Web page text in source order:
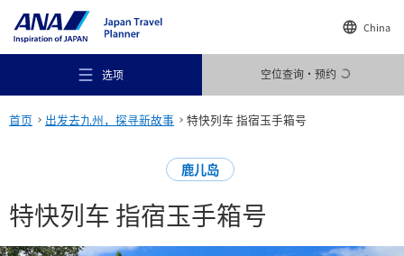
China
选项 空位查询・预约
推荐场所
首页 出发去九州，探寻新故事 特快列车 指宿玉手箱号
鹿儿岛
特快列车 指宿玉手箱号